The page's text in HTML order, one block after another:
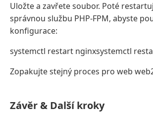
Uložte a zavřete soubor. Poté
správnou službu PHP-FPM, abyste
konfigurace:
systemctl restart nginxsystemctl
Zopakujte stejný proces pro web
Závěr & Další kroky